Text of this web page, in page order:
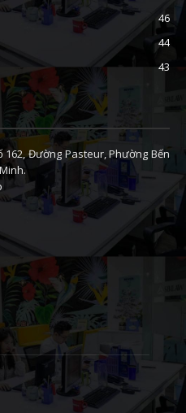
46
44
43
162, Đường Pasteur, Phường Bến